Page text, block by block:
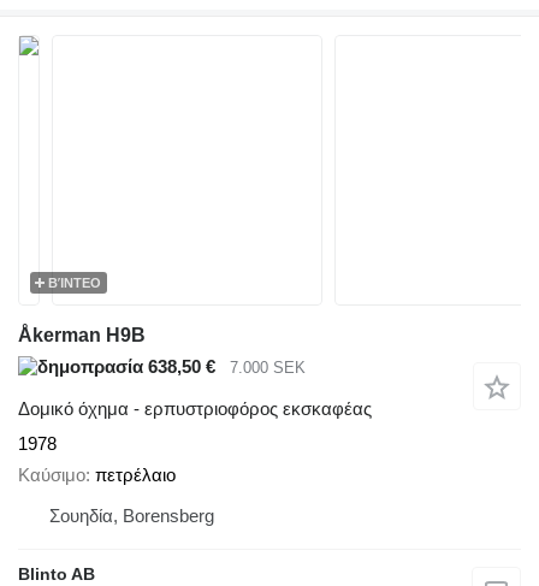
ΒΊΝΤΕΟ
Åkerman H9B
638,50 €
7.000 SEK
Δομικό όχημα - ερπυστριοφόρος εκσκαφέας
1978
Καύσιμο πετρέλαιο
Σουηδία, Borensberg
Blinto AB